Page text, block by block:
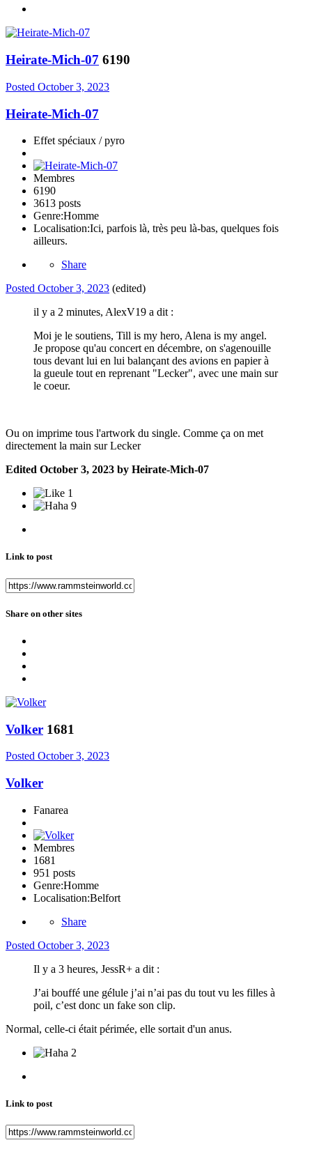
Heirate-Mich-07 6190
Posted October 3, 2023
Heirate-Mich-07
Effet spéciaux / pyro
Membres
6190
3613 posts
Genre:Homme
Localisation:Ici, parfois là, très peu là-bas, quelques fois
ailleurs.
Share
Posted October 3, 2023 (edited)
il y a 2 minutes, AlexV19 a dit :
Moi je le soutiens, Till is my hero, Alena is my angel.
Je propose qu'au concert en décembre, on s'agenouille
tous devant lui en lui balançant des avions en papier à
la gueule tout en reprenant "Lecker", avec une main sur
le coeur.
Ou on imprime tous l'artwork du single. Comme ça on met
directement la main sur Lecker
Edited October 3, 2023 by Heirate-Mich-07
1
9
Link to post
Share on other sites
Volker 1681
Posted October 3, 2023
Volker
Fanarea
Membres
1681
951 posts
Genre:Homme
Localisation:Belfort
Share
Posted October 3, 2023
Il y a 3 heures, JessR+ a dit :
J’ai bouffé une gélule j’ai n’ai pas du tout vu les filles à
poil, c’est donc un fake son clip.
Normal, celle-ci était périmée, elle sortait d'un anus.
2
Link to post